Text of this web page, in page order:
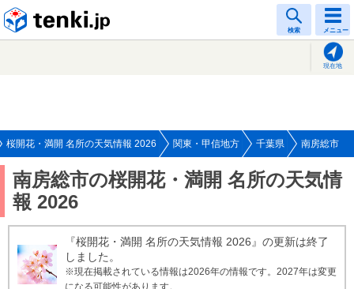
検索 メニュー
現在地
桜開花・満開 名所の天気情報 2026 関東・甲信地方 千葉県 南房総市
南房総市の桜開花・満開 名所の天気情
報 2026
『桜開花・満開 名所の天気情報 2026』の更新は終了
しました。
※現在掲載されている情報は2026年の情報です。2027年は変更
になる可能性があります。